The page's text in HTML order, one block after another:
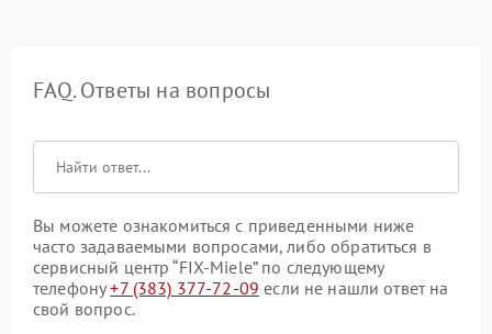
FAQ. Ответы на вопросы
Вы можете ознакомиться с приведенными ниже
часто задаваемыми вопросами, либо обратиться в
сервисный центр “FIX-Miele” по следующему
телефону+7 (383) 377-72-09 если не нашли ответ на
свой вопрос.